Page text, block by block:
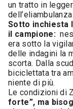
un tratto in
Sotto inchiesta
il campione:
era sotto la
delle indagini la
scorta. Dalla
biciclettata tra
niente di più.
Le condizioni di
forte”, ma